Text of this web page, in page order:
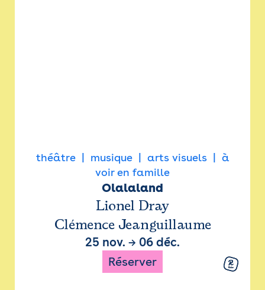
théâtre musique arts visuels
à
voir en famille
Olalaland
Lionel Dray
Clémence Jeanguillaume
25 nov. → 06 déc.
Réserver